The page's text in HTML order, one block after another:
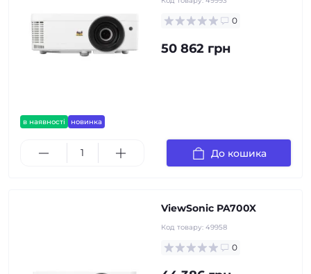
в наявності новинка
0
50 862 грн
До кошика
ViewSonic PA700X
Код товару: 49958
0